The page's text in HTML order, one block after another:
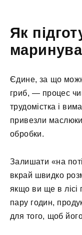
Як
Єдине, за що
гриб, — процес
трудомістка і
привезли
обробки.
Залишати «на
вкрай швидко
якщо ви ще в лісі
пару годин,
для того, щоб